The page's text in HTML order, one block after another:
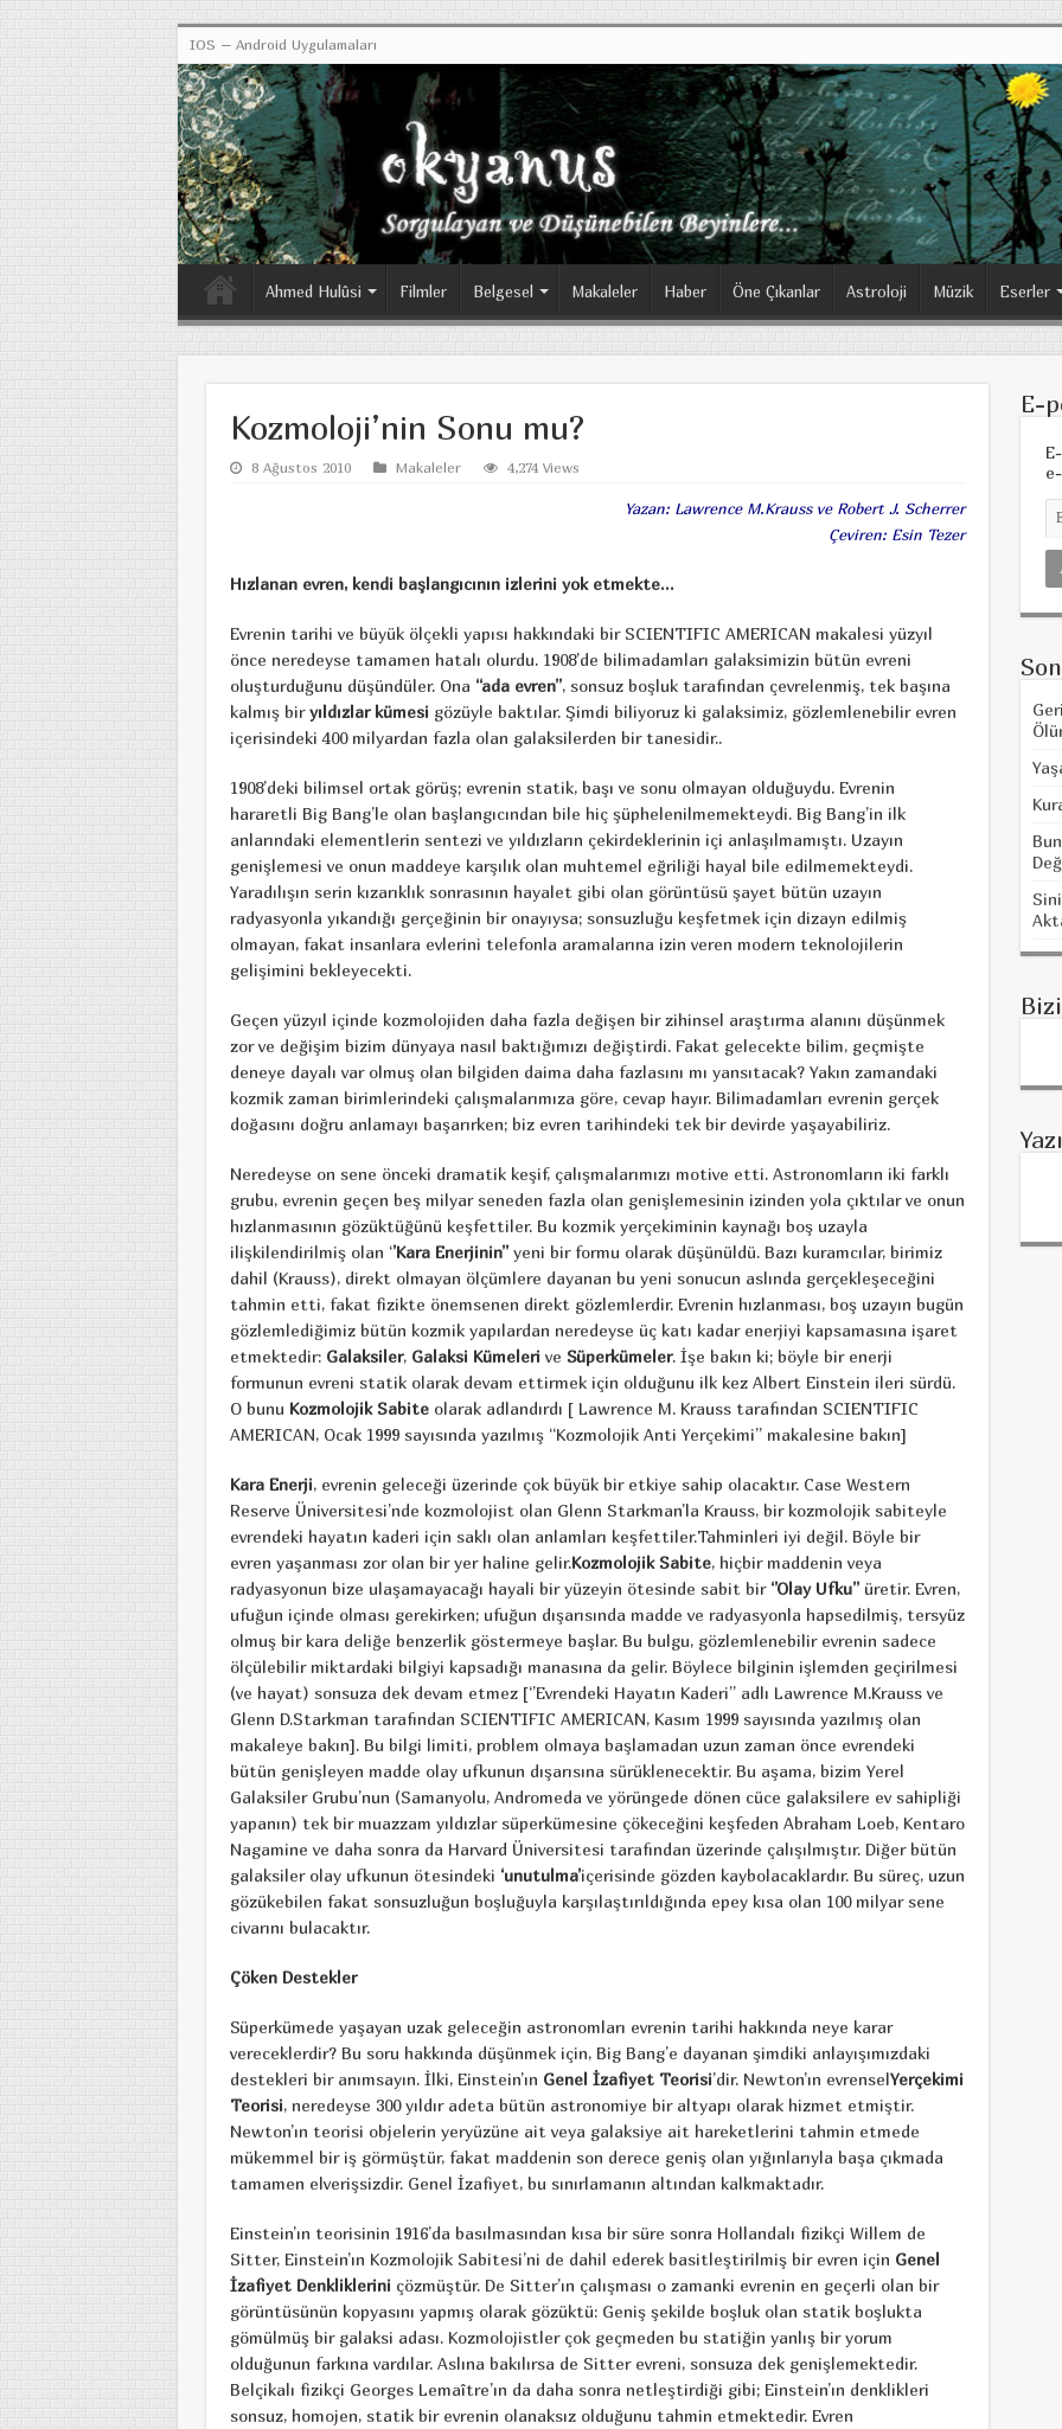
IOS – Android Uygulamaları
Ahmed Hulûsi Filmler Belgesel Makaleler Haber Öne Çıkanlar Astroloji Müzik Eserler
Kozmoloji’nin Sonu mu?
8 Ağustos 2010 Makaleler 4,274 Views
Yazan: Lawrence M.Krauss ve Robert J. Scherrer
Çeviren: Esin Tezer
Hızlanan evren, kendi başlangıcının izlerini yok etmekte…
Evrenin tarihi ve büyük ölçekli yapısı hakkındaki bir SCIENTIFIC AMERICAN makalesi yüzyıl
önce neredeyse tamamen hatalı olurdu. 1908’de bilimadamları galaksimizin bütün evreni
oluşturduğunu düşündüler. Ona “ada evren”, sonsuz boşluk tarafından çevrelenmiş, tek başına
kalmış biryıldızlar kümesi gözüyle baktılar. Şimdi biliyoruz ki galaksimiz, gözlemlenebilir evren
içerisindeki 400 milyardan fazla olan galaksilerden bir tanesidir..
1908’deki bilimsel ortak görüş; evrenin statik, başı ve sonu olmayan olduğuydu. Evrenin
hararetli Big Bang’le olan başlangıcından bile hiç şüphelenilmemekteydi. Big Bang’in ilk
anlarındaki elementlerin sentezi ve yıldızların çekirdeklerinin içi anlaşılmamıştı. Uzayın
genişlemesi ve onun maddeye karşılık olan muhtemel eğriliği hayal bile edilmemekteydi.
Yaradılışın serin kızarıklık sonrasının hayalet gibi olan görüntüsü şayet bütün uzayın
radyasyonla yıkandığı gerçeğinin bir onayıysa; sonsuzluğu keşfetmek için dizayn edilmiş
olmayan, fakat insanlara evlerini telefonla aramalarına izin veren modern teknolojilerin
gelişimini bekleyecekti.
Geçen yüzyıl içinde kozmolojiden daha fazla değişen bir zihinsel araştırma alanını düşünmek
zor ve değişim bizim dünyaya nasıl baktığımızı değiştirdi. Fakat gelecekte bilim, geçmişte
deneye dayalı var olmuş olan bilgiden daima daha fazlasını mı yansıtacak? Yakın zamandaki
kozmik zaman birimlerindeki çalışmalarımıza göre, cevap hayır. Bilimadamları evrenin gerçek
doğasını doğru anlamayı başarırken; biz evren tarihindeki tek bir devirde yaşayabiliriz.
Neredeyse on sene önceki dramatik keşif, çalışmalarımızı motive etti. Astronomların iki farklı
grubu, evrenin geçen beş milyar seneden fazla olan genişlemesinin izinden yola çıktılar ve onun
hızlanmasının gözüktüğünü keşfettiler. Bu kozmik yerçekiminin kaynağı boş uzayla
ilişkilendirilmiş olan ‘’Kara Enerjinin’’yeni bir formu olarak düşünüldü. Bazı kuramcılar, birimiz
dahil (Krauss), direkt olmayan ölçümlere dayanan bu yeni sonucun aslında gerçekleşeceğini
tahmin etti, fakat fizikte önemsenen direkt gözlemlerdir. Evrenin hızlanması, boş uzayın bugün
gözlemlediğimiz bütün kozmik yapılardan neredeyse üç katı kadar enerjiyi kapsamasına işaret
etmektedir: Galaksiler,Galaksi Kümeleri ve Süperkümeler. İşe bakın ki; böyle bir enerji
formunun evreni statik olarak devam ettirmek için olduğunu ilk kez Albert Einstein ileri sürdü.
O bunu Kozmolojik Sabiteolarak adlandırdı [ Lawrence M. Krauss tarafından SCIENTIFIC
AMERICAN, Ocak 1999 sayısında yazılmış “Kozmolojik Anti Yerçekimi’’ makalesine bakın]
Kara Enerji, evrenin geleceği üzerinde çok büyük bir etkiye sahip olacaktır. Case Western
Reserve Üniversitesi’nde kozmolojist olan Glenn Starkman’la Krauss, bir kozmolojik sabiteyle
evrendeki hayatın kaderi için saklı olan anlamları keşfettiler.Tahminleri iyi değil. Böyle bir
evren yaşanması zor olan bir yer haline gelir.Kozmolojik Sabite, hiçbir maddenin veya
radyasyonun bize ulaşamayacağı hayali bir yüzeyin ötesinde sabit bir ‘’Olay Ufku’’üretir. Evren,
ufuğun içinde olması gerekirken; ufuğun dışarısında madde ve radyasyonla hapsedilmiş, tersyüz
olmuş bir kara deliğe benzerlik göstermeye başlar. Bu bulgu, gözlemlenebilir evrenin sadece
ölçülebilir miktardaki bilgiyi kapsadığı manasına da gelir. Böylece bilginin işlemden geçirilmesi
(ve hayat) sonsuza dek devam etmez [‘’Evrendeki Hayatın Kaderi’’ adlı Lawrence M.Krauss ve
Glenn D.Starkman tarafından SCIENTIFIC AMERICAN, Kasım 1999 sayısında yazılmış olan
makaleye bakın]. Bu bilgi limiti, problem olmaya başlamadan uzun zaman önce evrendeki
bütün genişleyen madde olay ufkunun dışarısına sürüklenecektir. Bu aşama, bizim Yerel
Galaksiler Grubu’nun (Samanyolu, Andromeda ve yörüngede dönen cüce galaksilere ev sahipliği
yapanın) tek bir muazzam yıldızlar süperkümesine çökeceğini keşfeden Abraham Loeb, Kentaro
Nagamine ve daha sonra da Harvard Üniversitesi tarafından üzerinde çalışılmıştır. Diğer bütün
galaksiler olay ufkunun ötesindeki ‘unutulma’içerisinde gözden kaybolacaklardır. Bu süreç, uzun
gözükebilen fakat sonsuzluğun boşluğuyla karşılaştırıldığında epey kısa olan 100 milyar sene
civarını bulacaktır.
Çöken Destekler
Süperkümede yaşayan uzak geleceğin astronomları evrenin tarihi hakkında neye karar
vereceklerdir? Bu soru hakkında düşünmek için, Big Bang’e dayanan şimdiki anlayışımızdaki
destekleri bir anımsayın. İlki, Einstein’ın Genel İzafiyet Teorisi’dir. Newton’ın evrenselYerçekimi
Teorisi, neredeyse 300 yıldır adeta bütün astronomiye bir altyapı olarak hizmet etmiştir.
Newton’ın teorisi objelerin yeryüzüne ait veya galaksiye ait hareketlerini tahmin etmede
mükemmel bir iş görmüştür, fakat maddenin son derece geniş olan yığınlarıyla başa çıkmada
tamamen elverişsizdir. Genel İzafiyet, bu sınırlamanın altından kalkmaktadır.
Einstein’ın teorisinin 1916’da basılmasından kısa bir süre sonra Hollandalı fizikçi Willem de
Sitter, Einstein’ın Kozmolojik Sabitesi’ni de dahil ederek basitleştirilmiş bir evren için Genel
İzafiyet Denkliklerini çözmüştür. De Sitter’ın çalışması o zamanki evrenin en geçerli olan bir
görüntüsünün kopyasını yapmış olarak gözüktü: Geniş şekilde boşluk olan statik boşlukta
gömülmüş bir galaksi adası. Kozmolojistler çok geçmeden bu statiğin yanlış bir yorum
olduğunun farkına vardılar. Aslına bakılırsa de Sitter evreni, sonsuza dek genişlemektedir.
Belçikalı fizikçi Georges Lemaître’ın da daha sonra netleştirdiği gibi; Einstein’ın denklikleri
sonsuz, homojen, statik bir evrenin olanaksız olduğunu tahmin etmektedir. Evren
E-
Yazı